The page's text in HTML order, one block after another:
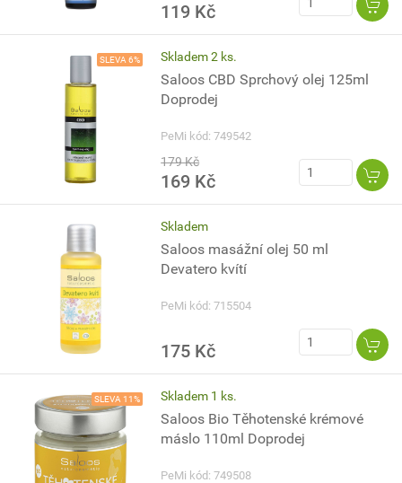
119 Kč
SLEVA 6% Skladem 2 ks.
Saloos CBD Sprchový olej 125ml
Doprodej
PeMi kód: 749542
179 Kč
169 Kč
Skladem
Saloos masážní olej 50 ml
Devatero kvítí
PeMi kód: 715504
175 Kč
SLEVA 11% Skladem 1 ks.
Saloos Bio Těhotenské krémové
máslo 110ml Doprodej
PeMi kód: 749508